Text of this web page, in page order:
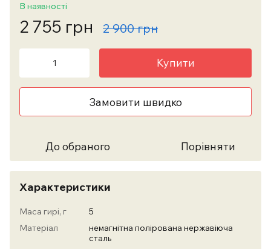
В наявності
2 755 грн 2 900 грн
Купити
Замовити швидко
До обраного Порівняти
Характеристики
Маса гирі, г
5
Матеріал
немагнітна полірована нержавіюча
сталь